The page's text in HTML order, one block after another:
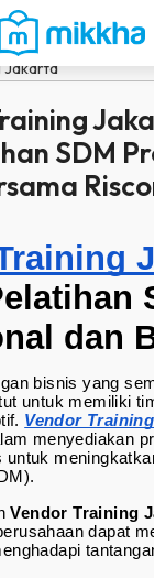
SDM
dan
bisnis yang
untuk memiliki
Vendor
menyediakan
untuk
Vendor Training
dapat